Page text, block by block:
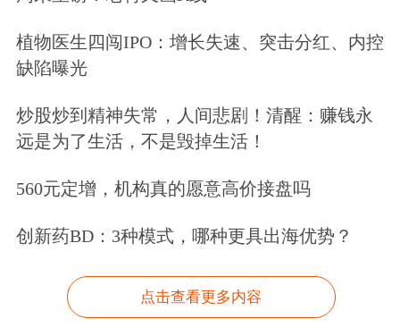
示范引领效应，将进一步激发新兴产业
和未来产业领域企业对接资本市场的积
极性，助力更多优质创新企业借助资本
市场实现研发突破与产业化扩张，带动
更多新兴产业、未来产业领域企业对接
深交所相关负责人表示，深交所将坚持
循序渐进、质量优先原则把好第四套标
植物医生四闯IPO：增长失速、突击分红、内控
缺陷曝光
炒股炒到精神失常，人间悲剧！清醒：赚钱永
远是为了生活，不是毁掉生活！
560元定增，机构真的愿意高价接盘吗
创新药BD：3种模式，哪种更具出海优势？
点击查看更多内容